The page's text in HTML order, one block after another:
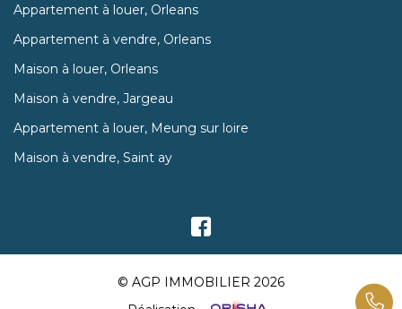
Appartement à louer, Orleans
Appartement à vendre, Orleans
Maison à louer, Orleans
Maison à vendre, Jargeau
Appartement à louer, Meung sur loire
Maison à vendre, Saint ay
© AGP IMMOBILIER 2026